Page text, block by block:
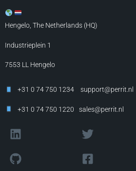
Hengelo, The Netherlands (HQ)
Industrieplein 1
7553 LL Hengelo
+31 0 74 750 1234 support@perrit.nl
+31 0 74 750 1220 sales@perrit.nl